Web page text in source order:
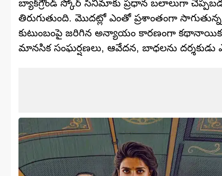
బ్యాక్‌గ్రౌండ్ స్కోర్ సినిమాకు ప్రధాన బలాలుగా
తిరుగుతుంది. మొదట్లో ఎంతో ప్రశాంతంగా
కుటుంబంపై జరిగిన అన్యాయం కారణంగా
మానసిక సంఘర్షణలు, ఆవేదన, బాధలను